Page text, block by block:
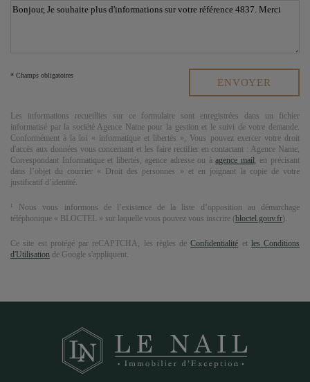
* Champs obligatoires
Les informations recueillies sur ce formulaire sont enregistrées dans un fichier
informatisé par la société Agence Namepour la gestion et le suivi de votre demande.
Conformément à la loi « informatique et libertés », Vous pouvez exercer votre droit
d'accès aux données vous concernant et les faire rectifier en contactant : Agence Name,
Correspondant Informatique et libertés,agence adresseou àagence mail, en précisant
dans l’objet du courrier « Droit des personnes » et en joignant la copie de votre
justificatif d’identité.
¹ Nous vous informons de l’existence de la liste d’opposition au démarchage
téléphonique « BLOCTEL » sur laquelle vous pouvez vous inscrire (bloctel.gouv.fr).
Ce site est protégé par reCAPTCHA, les règles deConfidentialité et les Conditions
d'Utilisation de Google s'appliquent.